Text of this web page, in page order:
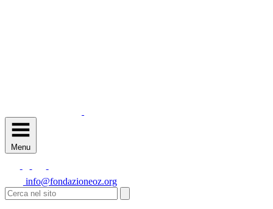
Menu
info@fondazioneoz.org